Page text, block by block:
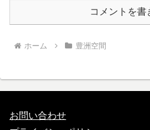
コメントを書
ホーム 豊洲空間
お問い合わせ